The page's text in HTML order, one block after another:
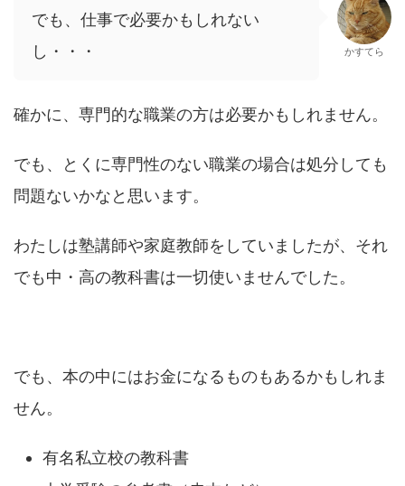
でも、仕事で必要かもしれない
し・・・
かすてら
確かに、専門的な職業の方は必要かもしれません。
でも、とくに専門性のない職業の場合は処分しても
問題ないかなと思います。
わたしは塾講師や家庭教師をしていましたが、それ
でも中・高の教科書は一切使いませんでした。
でも、本の中にはお金になるものもあるかもしれま
せん。
有名私立校の教科書